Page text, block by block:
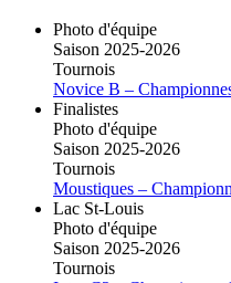
Photo d'équipe
Saison 2025-2026
Tournois
Novice B –
Finalistes
Photo d'équipe
Saison 2025-2026
Tournois
Moustiques –
Lac St-Louis
Photo d'équipe
Saison 2025-2026
Tournois